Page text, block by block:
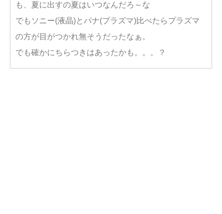
も、夏に出すの夏はいつなんだろ～な
でもソニー(液晶)とパナ(プラズマ)比べたらプラズマ
の方が目がつかれ無そうだったなぁ。
でも確かにちらつきはあったかも。。。？